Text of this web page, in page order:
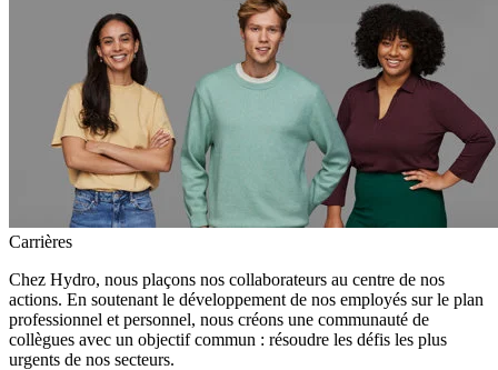
Carrières
Chez Hydro, nous plaçons nos collaborateurs au centre de nos
actions. En soutenant le développement de nos employés sur le plan
professionnel et personnel, nous créons une communauté de
collègues avec un objectif commun : résoudre les défis les plus
urgents de nos secteurs.